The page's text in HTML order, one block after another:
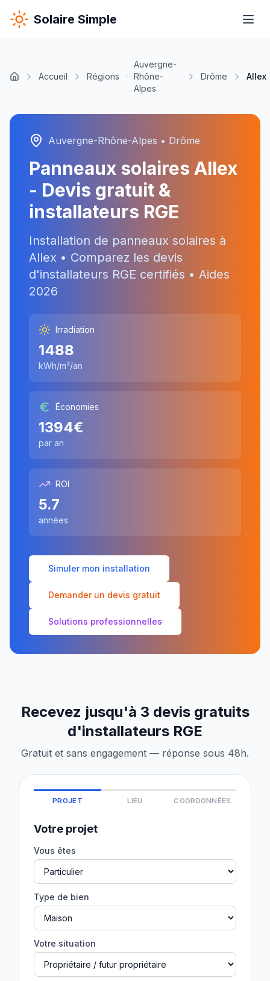
Solaire Simple
Accueil Régions
Auvergne-
Rhône-
Alpes
Drôme Allex
Auvergne-Rhône-Alpes • Drôme
Panneaux solaires Allex
- Devis gratuit &
installateurs RGE
Installation de panneaux solaires à
Allex • Comparez les devis
d'installateurs RGE certifiés • Aides
2026
Irradiation
1488
kWh/m²/an
Économies
1394€
par an
ROI
5.7
années
Simuler mon installation
Demander un devis gratuit
Solutions professionnelles
Recevez jusqu'à 3 devis gratuits
d'installateurs RGE
Gratuit et sans engagement — réponse sous 48h.
PROJET LIEU COORDONNÉES
Votre projet
Vous êtes
Type de bien
Votre situation